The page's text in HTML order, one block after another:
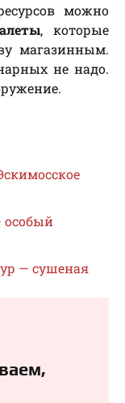
можно
, которые
магазинным.
не надо.
— сушеная